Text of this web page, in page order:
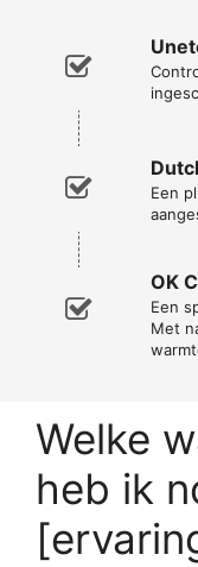
Een
OK
Een
Met
Welke
heb ik